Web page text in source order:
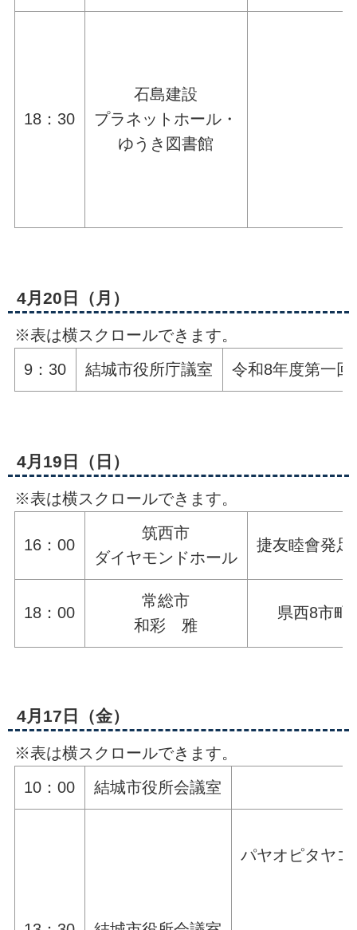
18：30
石島建設
プラネットホール・
ゆうき図書館
4月20日（月）
※表は横スクロールできます。
9：30
結城市役所庁議室 令和8年度第一回
4月19日（日）
※表は横スクロールできます。
16：00
筑西市
ダイヤモンドホール
捷友睦會発
18：00
常総市
和彩 雅
県西8市町
4月17日（金）
※表は横スクロールできます。
10：00
結城市役所会議室
パヤオピタヤ